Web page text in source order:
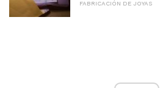
FABRICACIÓN DE JOYAS